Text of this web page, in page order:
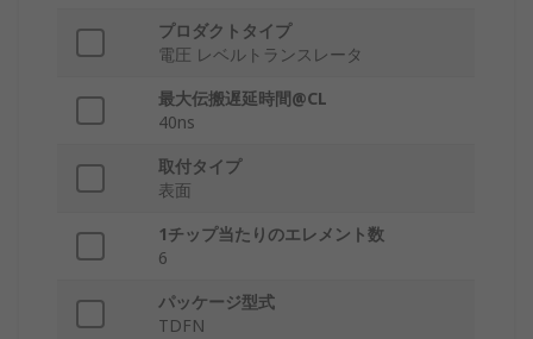
プロダクトタイプ
電圧 レベルトランスレータ
最大伝搬遅延時間@CL
40ns
取付タイプ
表面
1チップ当たりのエレメント数
6
パッケージ型式
TDFN